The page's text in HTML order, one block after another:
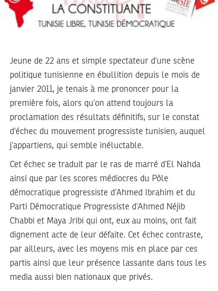
Jeune de 22 ans et simple spectateur d’une scène
politique tunisienne en ébullition depuis le mois de
janvier 2011, je tenais à me prononcer pour la
première fois, alors qu’on attend toujours la
proclamation des résultats définitifs, sur le constat
d’échec du mouvement progressiste tunisien, auquel
j’appartiens, qui semble inéluctable.
Cet échec se traduit par le ras de marré d’El Nahda
ainsi que par les scores médiocres du Pôle
démocratique progressiste d’Ahmed Ibrahim et du
Parti Démocratique Progressiste d’Ahmed Néjib
Chabbi et Maya Jribi qui ont, eux au moins, ont fait
dignement acte de leur défaite. Cet échec contraste,
par ailleurs, avec les moyens mis en place par ces
partis ainsi que leur présence lassante dans tous les
media aussi bien nationaux que privés.